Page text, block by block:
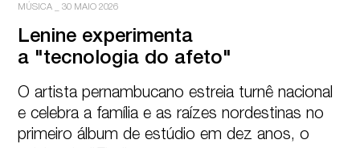
MÚSICA _30 MAIO 2026
Lenine experimenta
a "tecnologia do afeto"
O artista pernambucano estreia turnê nacional
e celebra a família e as raízes nordestinas no
primeiro álbum de estúdio em dez anos, o